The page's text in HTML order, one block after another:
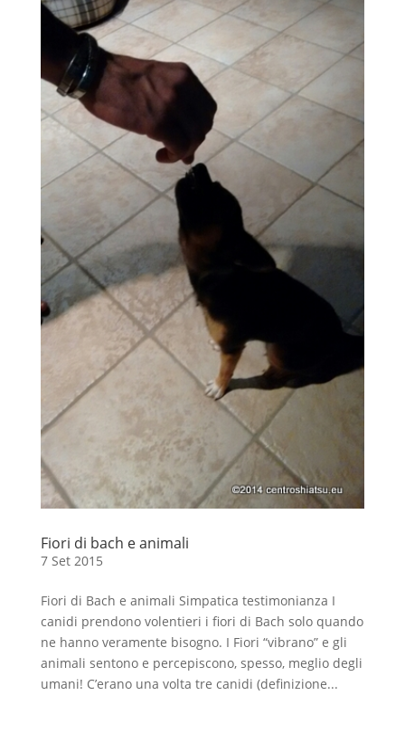
Fiori di bach e animali
7 Set 2015
Fiori di Bach e animali Simpatica testimonianza I
canidi prendono volentieri i fiori di Bach solo quando
ne hanno veramente bisogno. I Fiori “vibrano” e gli
animali sentono e percepiscono, spesso, meglio degli
umani! C’erano una volta tre canidi (definizione...